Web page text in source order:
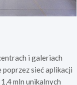
i galeriach
poprzez sieć aplikacji
mln unikalnych